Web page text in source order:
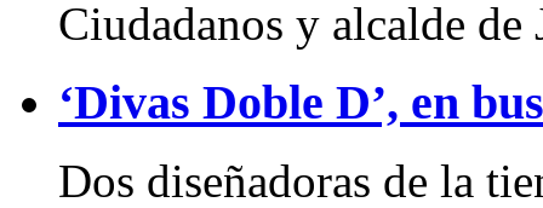
Ciudadanos y alcalde de
‘Divas Doble D’, en
Dos diseñadoras de la